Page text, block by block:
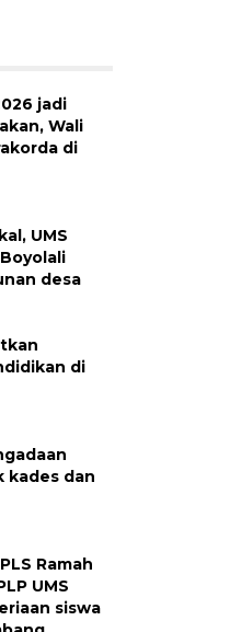
jadi
Wali
di
UMS
desa
di
kades dan
Ramah
UMS
siswa